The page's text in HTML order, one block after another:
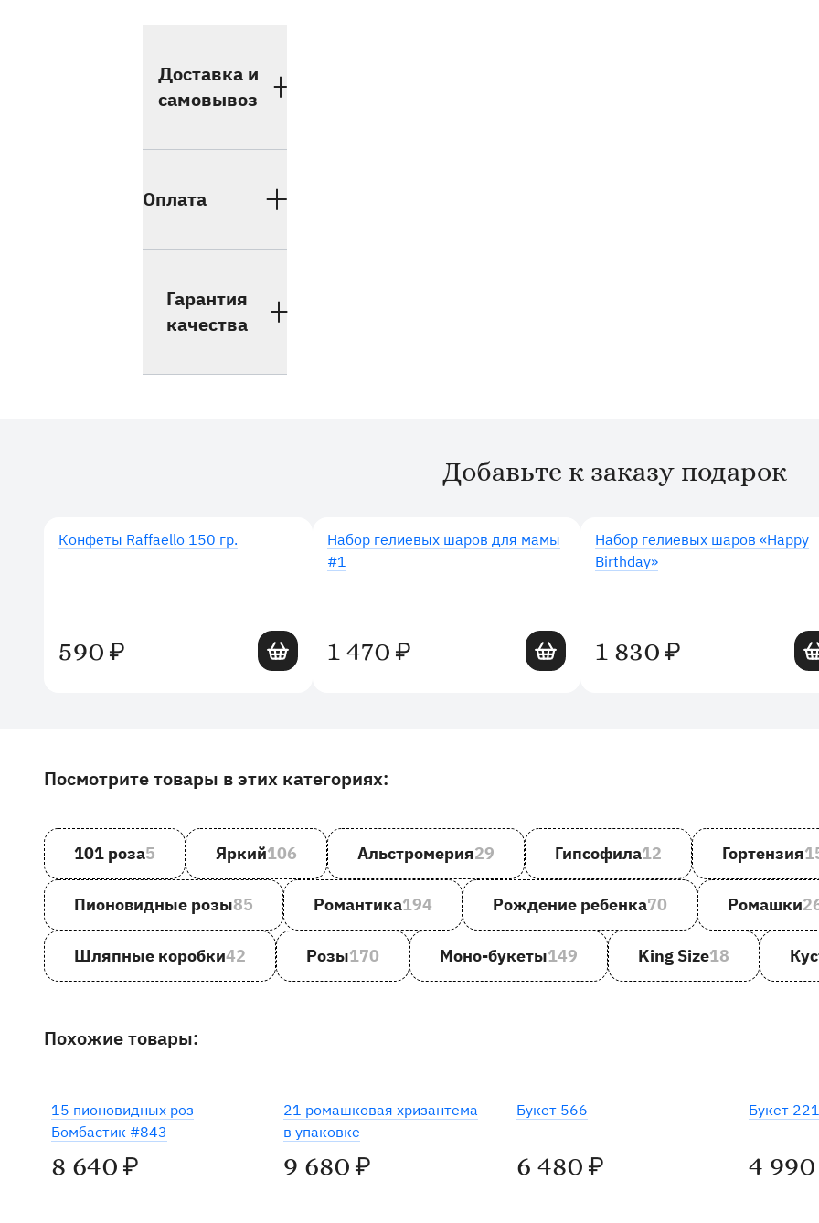
Доставка и
самовывоз
Оплата
Гарантия
качества
Добавьте к заказу подарок
Конфеты Raffaello 150 гр.
590 ₽ Добавить в корзину
Набор гелиевых шаров для мамы
#1
1 470 ₽ Добавить в корзину
Набор гелиевых шаров «Happy
Birthday»
1 830 ₽
Другие товары и категории на сайте
Посмотрите товары в этих категориях:
101 роза5 Яркий106 Альстромерия29 Гипсофила12 Гортензия
Пионовидные розы85 Романтика194 Рождение ребенка70 Ромашки
Шляпные коробки42 Розы170 Моно-букеты149 King Size18
Похожие товары:
15 пионовидных роз
Бомбастик #843
8 640 ₽
21 ромашковая хризантема
в упаковке
9 680 ₽
Букет 566
6 480 ₽
Букет 221
4 990